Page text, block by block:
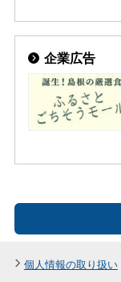
企業広告
個人情報の取り扱い